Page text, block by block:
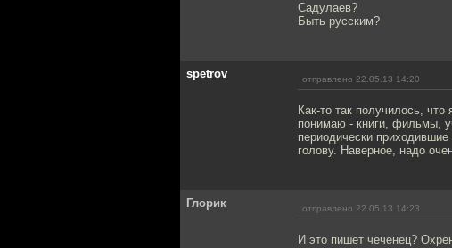
Садулаев?
Быть русским?
spetrov отправлено 22.05.13 14:20
Как-то так получилось,
понимаю - книги, фильмы,
периодически
голову. Наверное, надо
Глорик отправлено 22.05.13 14:23
И это пишет чеченец?